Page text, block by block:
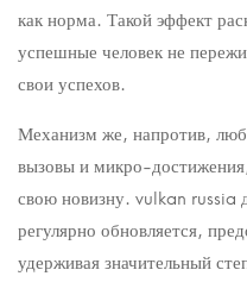
как норма. Такой эффект
успешные человек не
свои успехов.
Механизм же, напротив,
вызовы и микро-
свою новизну. vulkan russia
регулярно обновляется,
удерживая значительный